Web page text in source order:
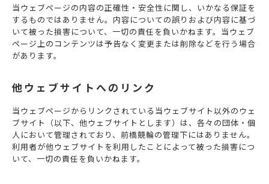
当ウェブページの内容の正確性・安全性に関し、いかなる保証を
するものではありません。内容についての誤りおよび内容に基づ
いて被った損害について、一切の責任を負いかねます。当ウェブ
ページ上のコンテンツは予告なく変更または削除などを行う場合
があります。
他ウェブサイトへのリンク
当ウェブページからリンクされている当ウェブサイト以外のウェ
ブサイト（以下、他ウェブサイトとします）は、各々の団体・個
人において管理されており、前橋競輪の管理下にはありません。
利用者が他ウェブサイトを利用したことによって被った損害につ
いて、一切の責任を負いかねます。